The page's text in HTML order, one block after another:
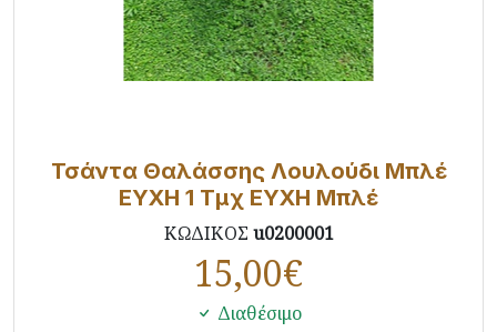
Τσάντα Θαλάσσης Λουλούδι Μπλέ
ΕΥΧΗ 1 Τμχ ΕΥΧΗ Μπλέ
ΚΩΔΙΚΟΣ u0200001
15,00€
Διαθέσιμο